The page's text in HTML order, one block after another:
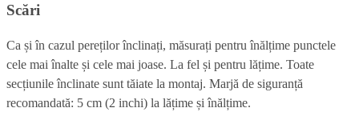
Scări
Ca și în cazul pereților înclinați, măsurați pentru înălțime punctele
cele mai înalte și cele mai joase. La fel și pentru lățime. Toate
secțiunile înclinate sunt tăiate la montaj. Marjă de siguranță
recomandată: 5 cm (2 inchi) la lățime și înălțime.